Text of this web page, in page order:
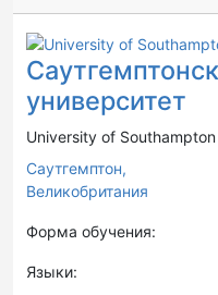
университет
University of Southampton
Саутгемптон,
Великобритания
Форма обучения:
Языки: